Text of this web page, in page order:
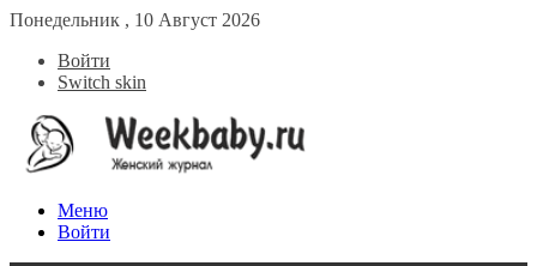
Понедельник , 10 Август 2026
Войти
Switch skin
Меню
Войти